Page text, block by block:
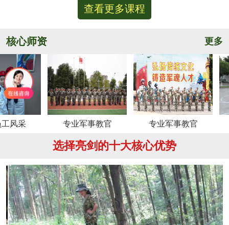
查看更多课程
核心师资 更多
专业军事教官 专业军事教官
选择亮剑的十大核心优势